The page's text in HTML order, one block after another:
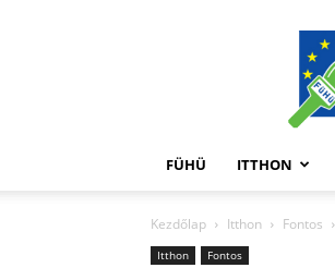
FÜHÜ ITTHON
Kezdőlap Itthon Fontos
Itthon Fontos